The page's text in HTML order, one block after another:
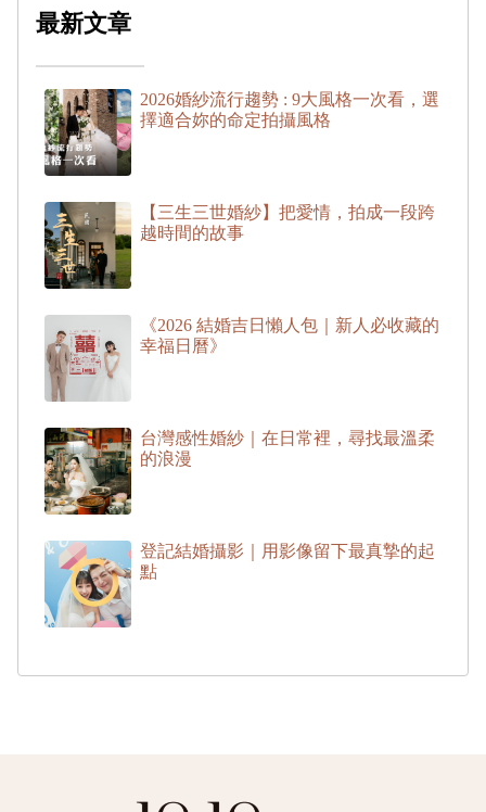
最新文章
2026婚紗流行趨勢 : 9大風格一次看，選
擇適合妳的命定拍攝風格
【三生三世婚紗】把愛情，拍成一段跨
越時間的故事
《2026 結婚吉日懶人包｜新人必收藏的
幸福日曆》
台灣感性婚紗｜在日常裡，尋找最溫柔
的浪漫
登記結婚攝影｜用影像留下最真摯的起
點